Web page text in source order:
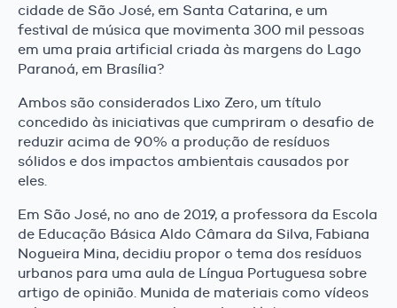
cidade de São José, em Santa Catarina, e um
festival de música que movimenta 300 mil pessoas
em uma praia artificial criada às margens do Lago
Paranoá, em Brasília?
Ambos são considerados Lixo Zero, um título
concedido às iniciativas que cumpriram o desafio de
reduzir acima de 90% a produção de resíduos
sólidos e dos impactos ambientais causados por
eles.
Em São José, no ano de 2019, a professora da Escola
de Educação Básica Aldo Câmara da Silva, Fabiana
Nogueira Mina, decidiu propor o tema dos resíduos
urbanos para uma aula de Língua Portuguesa sobre
artigo de opinião. Munida de materiais como vídeos